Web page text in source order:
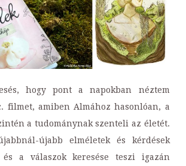
hogy pont a napokban néztem
filmet, amiben Almához hasonlóan, a
a tudománynak szenteli az életét.
újabb elméletek és kérdések
és a válaszok keresése teszi igazán